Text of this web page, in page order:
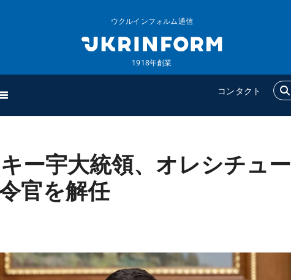
ウクルインフォルム通信
1918年創業
☰ コンタクト
ウクルインフォルム
ウクルインフォルムについ
て
追加
ー宇大統領、オレシチュー
官を解任